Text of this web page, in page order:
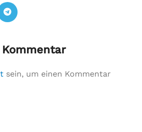
sein, um einen Kommentar